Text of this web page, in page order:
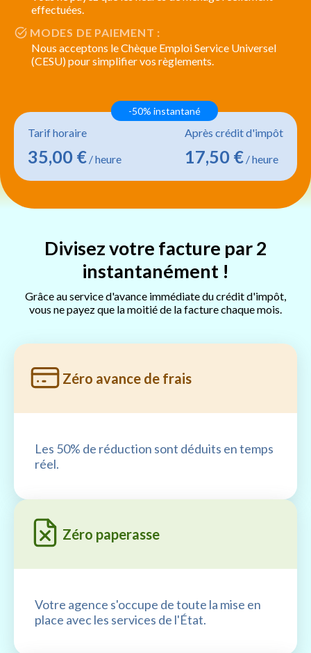
effectuées.
MODES DE PAIEMENT :
Nous acceptons le Chèque Emploi Service Universel
(CESU) pour simplifier vos règlements.
Tarif horaire
35,00 € / heure
Après crédit d'impôt
17,50 € / heure
-50% instantané
Divisez votre facture par 2
instantanément !
Grâce au service d'avance immédiate du crédit d'impôt,
vous ne payez que la moitié de la facture chaque mois.
Zéro avance de frais
Les 50% de réduction sont déduits en temps
réel.
Zéro paperasse
Votre agence s'occupe de toute la mise en
place avec les services de l'État.